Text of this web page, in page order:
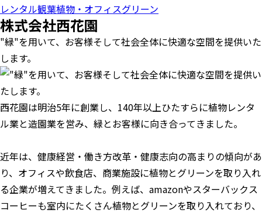
レンタル観葉植物・オフィスグリーン
株式会社西花園
"緑"を用いて、お客様そして社会全体に快適な空間を提供いた
します。
西花園は明治5年に創業し、140年以上ひたすらに植物レンタ
ル業と造園業を営み、緑とお客様に向き合ってきました。
近年は、健康経営・働き方改革・健康志向の高まりの傾向があ
り、オフィスや飲食店、商業施設に植物とグリーンを取り入れ
る企業が増えてきました。例えば、amazonやスターバックス
コーヒーも室内にたくさん植物とグリーンを取り入れており、